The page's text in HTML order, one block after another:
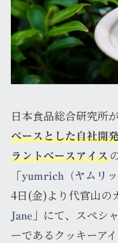
日本食品総合研究所
ベースとした自社開
ラントベースアイス
yumrich（ヤムリッ
4日(金)より代官山の
Jane
にて、スペシ
ーであるクッキーア